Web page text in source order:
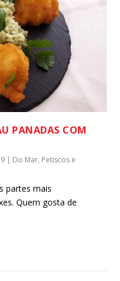
PANADAS COM
| Do Mar, Petiscos e
partes mais
Quem gosta de